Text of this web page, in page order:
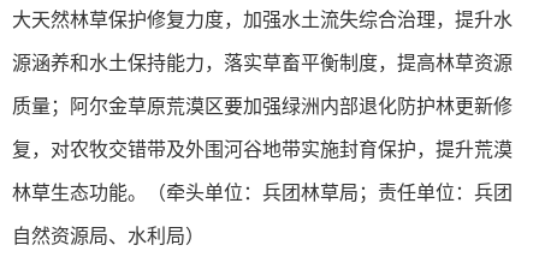
大天然林草保护修复力度，加强水土流失综合治理，提升水
源涵养和水土保持能力，落实草畜平衡制度，提高林草资源
质量；阿尔金草原荒漠区要加强绿洲内部退化防护林更新修
复，对农牧交错带及外围河谷地带实施封育保护，提升荒漠
林草生态功能。（牵头单位：兵团林草局；责任单位：兵团
自然资源局、水利局）